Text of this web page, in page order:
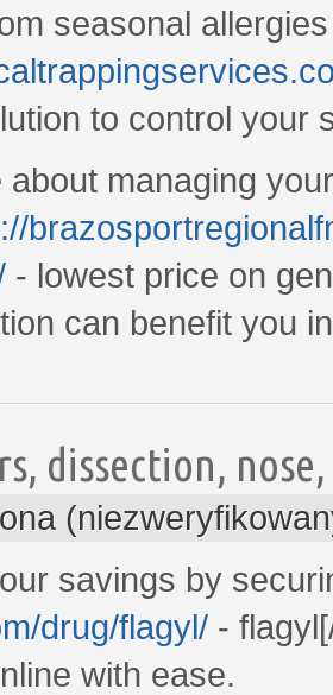
seasonal
to control your
about managing
- lowest price on
can benefit you
dissection,
savings by
drug/flagyl/ -
with ease.